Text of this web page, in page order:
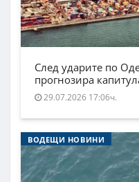
След ударите по
прогнозира
29.07.2026 17:06ч.
ВОДЕЩИ НОВИНИ